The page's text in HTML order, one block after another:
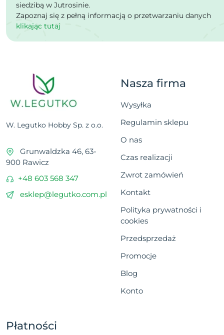
siedzibą w Jutrosinie.
Zapoznaj się z pełną informacją o przetwarzaniu danych
klikając tutaj
W. Legutko Hobby Sp. z o.o.
Grunwaldzka 46, 63-
900 Rawicz
+48 603 568 347
esklep@legutko.com.pl
Nasza firma
Wysyłka
Regulamin sklepu
O nas
Czas realizacji
Zwrot zamówień
Kontakt
Polityka prywatności i
cookies
Przedsprzedaż
Promocje
Blog
Konto
Płatności